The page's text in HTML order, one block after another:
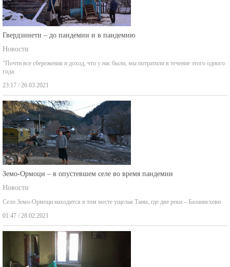
Гвердзинети – до пандемии и в пандемию
Новости
"Почти все сбережения и доход, что у нас были, мы потратили в течение этого одного
года.
23:17 / 26.03.2021
Земо-Ормоци – в опустевшем селе во время пандемии
Новости
Село Земо-Ормоци находится в том месте ущелья Таны, где две реки – Баланисхеви
01:47 / 28.02.2021